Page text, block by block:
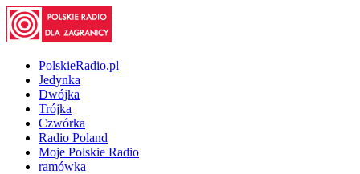
PolskieRadio.pl
Jedynka
Dwójka
Trójka
Czwórka
Radio Poland
Moje Polskie Radio
ramówka